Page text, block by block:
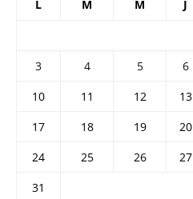
L M M J
3
4 5 6
10
11 12 13
17
18 19 20
24
25 26 27
31